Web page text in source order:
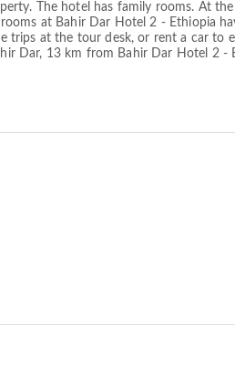
The hotel has family rooms. At
at Bahir Dar Hotel 2 - Ethiopia
trips at the tour desk, or rent a car to
Dar, 13 km from Bahir Dar Hotel 2